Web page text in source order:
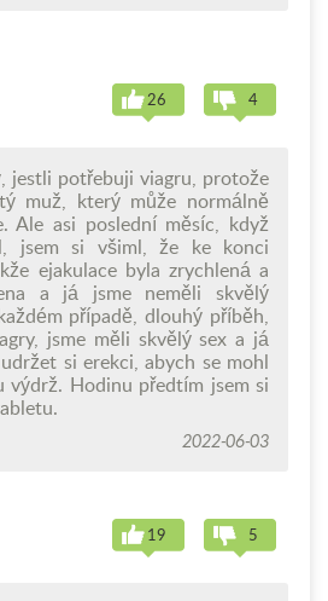
26 4
jestli potřebuji viagru, protože
muž, který může normálně
Ale asi poslední měsíc, když
jsem si všiml, že ke konci
ejakulace byla zrychlená a
a já jsme neměli skvělý
případě, dlouhý příběh,
jsme měli skvělý sex a já
si erekci, abych se mohl
výdrž. Hodinu předtím jsem si
2022-06-03
19 5